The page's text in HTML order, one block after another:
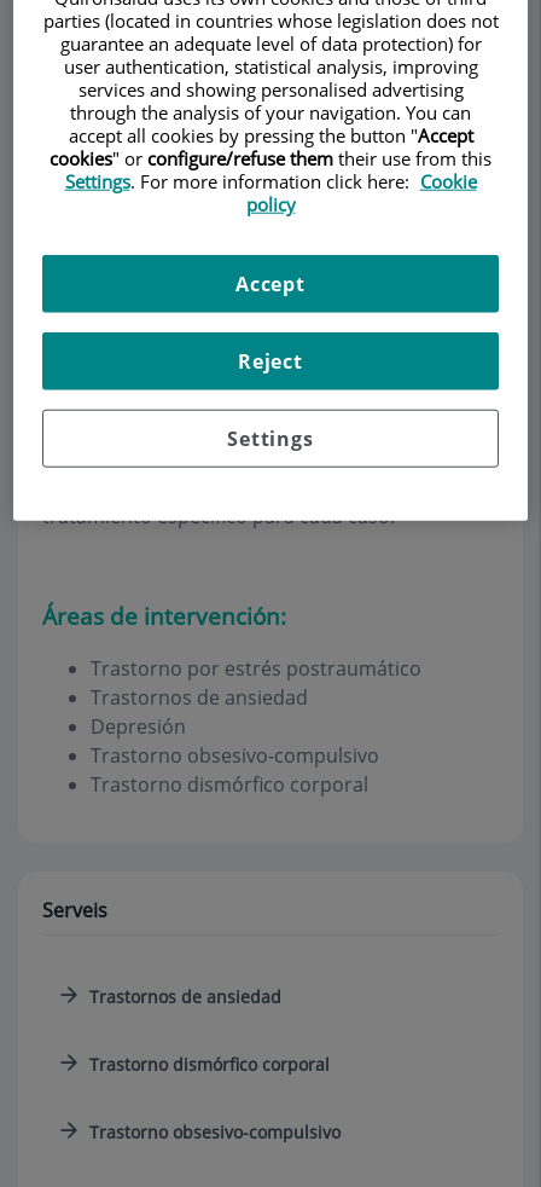
DescripcióServeisEquip Contacte Dades d'interès
Demanar Cita
En el Instituto de Psicología Morgenstern
creemos que cada persona es única y por ello
teniendo en cuenta las características de cada
paciente y su entorno. Con ello queremos dar
tratamiento específico para cada caso.
Áreas de intervención:
Trastorno por estrés postraumático
Trastornos de ansiedad
Depresión
Trastorno obsesivo-compulsivo
Trastorno dismórfico corporal
Serveis
Trastornos de ansiedad
Trastorno dismórfico corporal
Trastorno obsesivo-compulsivo
parties (located in countries whose legislation does not
guarantee an adequate level of data protection) for
user authentication, statistical analysis, improving
services and showing personalised advertising
through the analysis of your navigation. You can
accept all cookies by pressing the button "Accept
cookies" or configure/refuse them their use from this
Settings. For more information click here: Cookie
policy
Settings
Reject
Accept